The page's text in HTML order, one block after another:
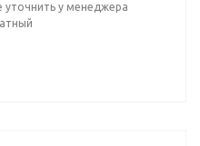
у менеджера